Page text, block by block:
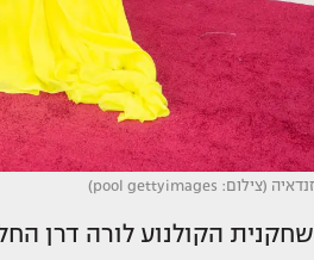
זנדאיה (צילום: pool gettyimages)
שחקנית הקולנוע לורה דרן